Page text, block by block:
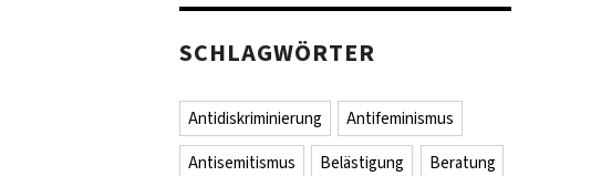
SCHLAGWÖRTER
Antidiskriminierung Antifeminismus
Antisemitismus Belästigung Beratung